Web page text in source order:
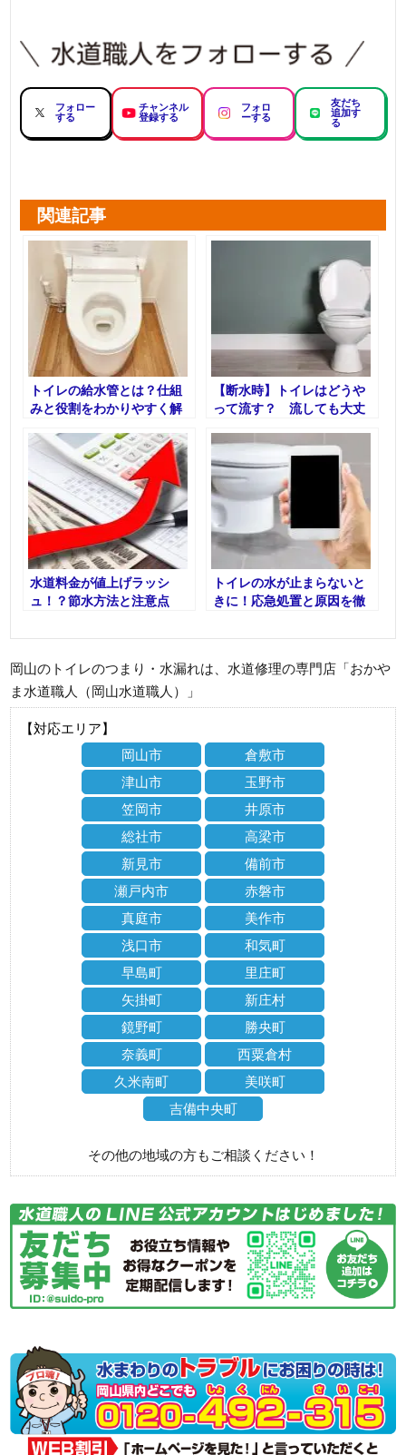
フォロー
する
チャンネル
登録する
フォロ
ーする
友だち
追加す
る
関連記事
トイレの給水管とは？仕組
みと役割をわかりやすく解
【断水時】トイレはどうや
って流す？ 流しても大丈
水道料金が値上げラッシ
ュ！？節水方法と注意点
トイレの水が止まらないと
きに！応急処置と原因を徹
岡山のトイレのつまり・水漏れは、水道修理の専門店「おかや
ま水道職人（岡山水道職人）」
【対応エリア】
岡山市
倉敷市
津山市
玉野市
笠岡市
井原市
総社市
高梁市
新見市
備前市
瀬戸内市
赤磐市
真庭市
美作市
浅口市
和気町
早島町
里庄町
矢掛町
新庄村
鏡野町
勝央町
奈義町
西粟倉村
久米南町
美咲町
吉備中央町
その他の地域の方もご相談ください！